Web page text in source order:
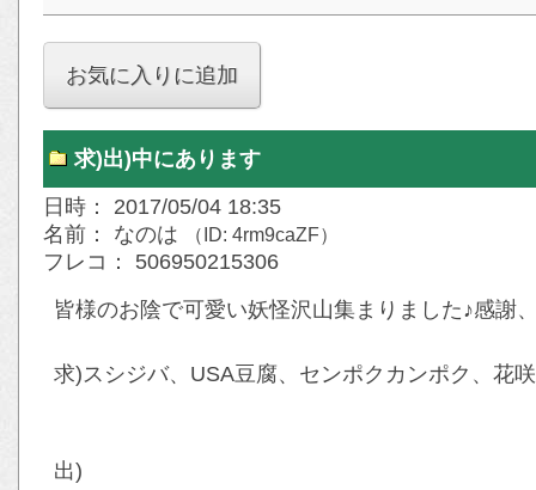
求)出)中にあります
日時： 2017/05/04 18:35
名前： なのは
（ID: 4rm9caZF）
フレコ： 506950215306
皆様のお陰で可愛い妖怪沢山集まりました♪感謝
求)スシジバ、USA豆腐、センポクカンポク、花
出)